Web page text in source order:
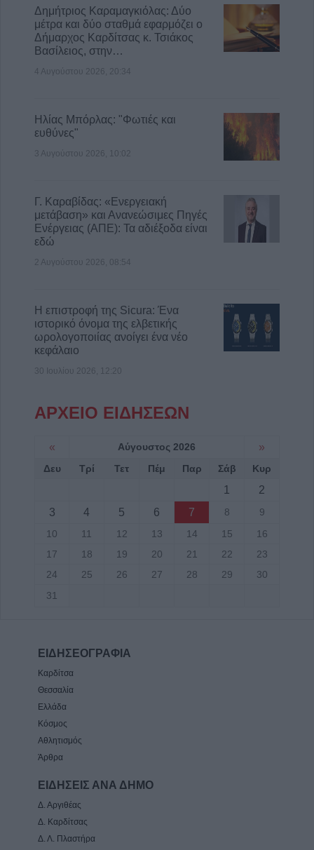
Προγραμματισμένες διακοπές
ηλεκτροδότησης την Παρασκευή (7/8) σε
Ιτέα, Άγιο Γεώργιο, Γεώργιο Καραϊσκάκη,
Κρανιά, Καππά, Φύλλο και Αμπελώνα
6 Αυγούστου 2026, 15:00
Δημήτριος Καραμαγκιόλας: Δύο
μέτρα και δύο σταθμά εφαρμόζει ο
Δήμαρχος Καρδίτσας κ. Τσιάκος
Βασίλειος, στην…
4 Αυγούστου 2026, 20:34
Ηλίας Μπόρλας: "Φωτιές και
ευθύνες"
3 Αυγούστου 2026, 10:02
Γ. Καραβίδας: «Ενεργειακή
μετάβαση» και Ανανεώσιμες Πηγές
Ενέργειας (ΑΠΕ): Τα αδιέξοδα είναι
εδώ
2 Αυγούστου 2026, 08:54
Η επιστροφή της Sicura: Ένα
ιστορικό όνομα της ελβετικής
ωρολογοποιίας ανοίγει ένα νέο
κεφάλαιο
30 Ιουλίου 2026, 12:20
ΑΡΧΕΙΟ ΕΙΔΗΣΕΩΝ
« Αύγουστος 2026 »
Δευ Τρί Τετ Πέμ Παρ Σάβ Κυρ
1
2
3
4 5 6 7 8
9
10
11 12 13 14 15
16
17
18 19 20 21 22
23
24
25 26 27 28 29
30
31
ΕΙΔΗΣΕΟΓΡΑΦΙΑ
Καρδίτσα
Θεσσαλία
Ελλάδα
Κόσμος
Αθλητισμός
Άρθρα
ΕΙΔΗΣΕΙΣ ΑΝΑ ΔΗΜΟ
Δ. Αργιθέας
Δ. Καρδίτσας
Δ. Λ. Πλαστήρα